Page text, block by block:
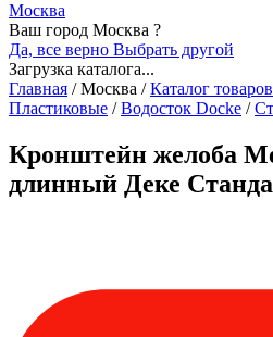
Москва
Ваш город Москва ?
Да, все верно Выбрать другой
Загрузка каталога...
Главная /Москва / Каталог товаров
Пластиковые / Водосток Docke /
Кронштейн желоба
длинный Деке